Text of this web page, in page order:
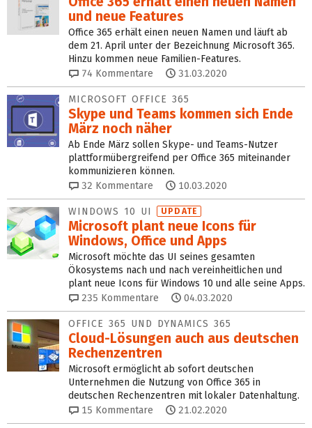
und neue Features
Office 365 erhält einen neuen Namen und läuft ab
dem 21. April unter der Bezeichnung Microsoft 365.
Hinzu kommen neue Familien-Features.
74 Kommentare 31.03.2020
MICROSOFT OFFICE 365
Skype und Teams kommen sich Ende
März noch näher
Ab Ende März sollen Skype- und Teams-Nutzer
plattformübergreifend per Office 365 miteinander
kommunizieren können.
32 Kommentare 10.03.2020
WINDOWS 10 UI UPDATE
Microsoft plant neue Icons für
Windows, Office und Apps
Microsoft möchte das UI seines gesamten
Ökosystems nach und nach vereinheitlichen und
plant neue Icons für Windows 10 und alle seine Apps.
235 Kommentare 04.03.2020
OFFICE 365 UND DYNAMICS 365
Cloud-Lösungen auch aus deutschen
Rechenzentren
Microsoft ermöglicht ab sofort deutschen
Unternehmen die Nutzung von Office 365 in
deutschen Rechenzentren mit lokaler Datenhaltung.
15 Kommentare 21.02.2020